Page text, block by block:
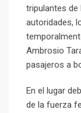
tripulantes de
autoridades,
Ambrosio
pasajeros a
En el lugar
de la fuerza